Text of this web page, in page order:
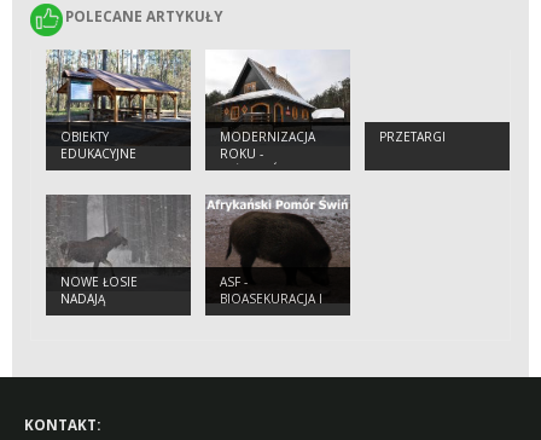
POLECANE ARTYKUŁY
POLECANE ARTYKUŁY
OBIEKTY
EDUKACYJNE
MODERNIZACJA
ROKU -
LEŚNICZÓWKA
PRZETARGI
NOWE ŁOSIE
NADAJĄ
ASF -
BIOASEKURACJA I
FILM
KONTAKT: